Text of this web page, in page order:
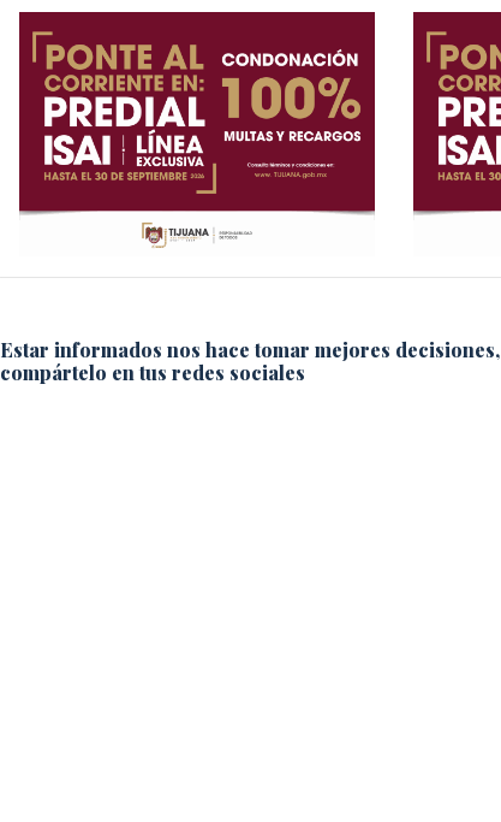
Estar informados nos hace tomar mejores decisiones,
compártelo en tus redes sociales